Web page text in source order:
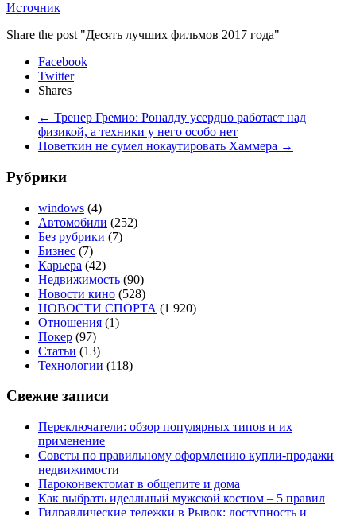
Источник
Share the post "Десять лучших фильмов 2017 года"
Facebook
Twitter
Shares
← Тренер Гремио: Роналду усердно работает над
физикой, а техники у него особо нет
Поветкин не сумел нокаутировать Хаммера →
Рубрики
windows (4)
Автомобили (252)
Без рубрики (7)
Бизнес (7)
Карьера (42)
Недвижимость (90)
Новости кино (528)
НОВОСТИ СПОРТА (1 920)
Отношения (1)
Покер (97)
Статьи (13)
Технологии (118)
Свежие записи
Переключатели: обзор популярных типов и их
применение
Советы по правильному оформлению купли-продажи
недвижимости
Пароконвектомат в общепите и дома
Как выбрать идеальный мужской костюм – 5 правил
Гидравлические тележки в Рывок: доступность и